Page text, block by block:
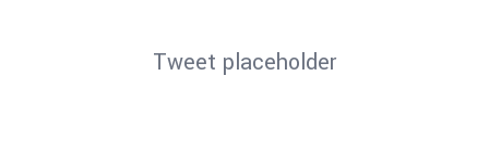
Tweet placeholder